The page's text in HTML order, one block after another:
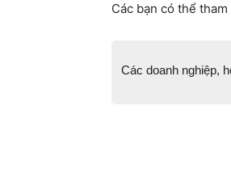
Các bạn có thể
Các doanh nghiệp,